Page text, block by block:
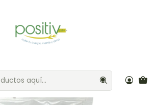
Inicio Aliños / Especias
gruesa de Pakistán 500gr Positiv